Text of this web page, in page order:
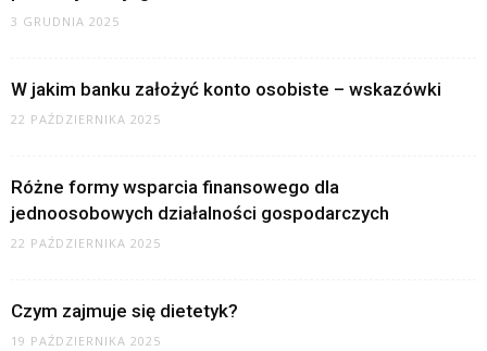
3 GRUDNIA 2025
W jakim banku założyć konto osobiste – wskazówki
22 PAŹDZIERNIKA 2025
Różne formy wsparcia finansowego dla
jednoosobowych działalności gospodarczych
22 PAŹDZIERNIKA 2025
Czym zajmuje się dietetyk?
19 PAŹDZIERNIKA 2025